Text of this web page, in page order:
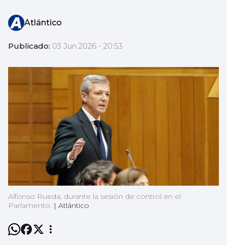
Atlántico
Publicado: 03 Jun 2026 - 20:53
Alfonso Rueda, durante la sesión de control en el
Parlamento. | Atlántico